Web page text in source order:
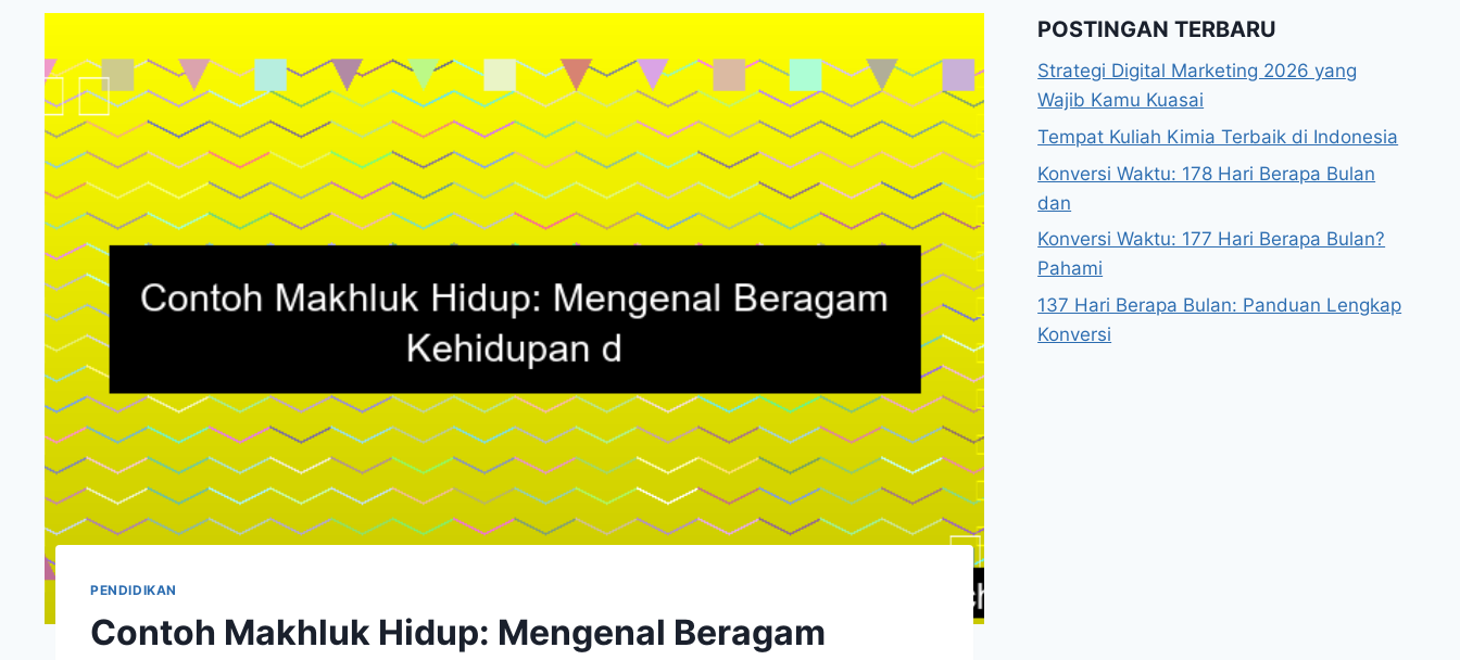
PENDIDIKAN
Contoh Makhluk Hidup: Mengenal Beragam
POSTINGAN TERBARU
Strategi Digital Marketing 2026 yang
Wajib Kamu Kuasai
Tempat Kuliah Kimia Terbaik di Indonesia
Konversi Waktu: 178 Hari Berapa Bulan
dan
Konversi Waktu: 177 Hari Berapa Bulan?
Pahami
137 Hari Berapa Bulan: Panduan Lengkap
Konversi